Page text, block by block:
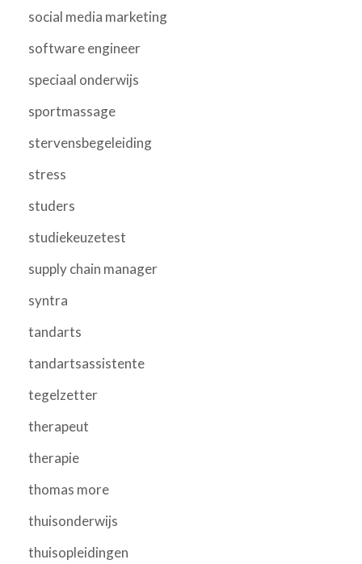
social media marketing
software engineer
speciaal onderwijs
sportmassage
stervensbegeleiding
stress
studers
studiekeuzetest
supply chain manager
syntra
tandarts
tandartsassistente
tegelzetter
therapeut
therapie
thomas more
thuisonderwijs
thuisopleidingen